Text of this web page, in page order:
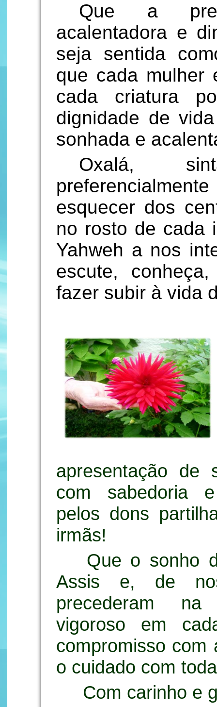
Que a
acalentadora e
seja sentida
que cada mulher
cada criatura
dignidade de
sonhada e
Oxalá,
esquecer dos
no rosto de cada
Yahweh a nos
escute,
fazer subir à vida
apresentação de
com sabedoria
pelos dons
irmãs!
Que o sonho
Assis e, de
precederam na
vigoroso em
compromisso
o cuidado com
Com carinho e